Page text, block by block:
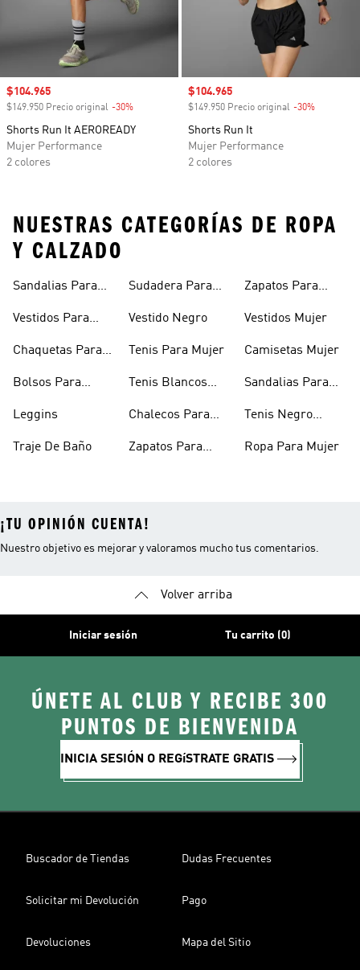
Precio de venta
$104.965
$149.950 Precio original -30%
Shorts Run It AEROREADY
Mujer Performance
2 colores
Precio de venta
$104.965
$149.950 Precio original -30%
Shorts Run It
Mujer Performance
2 colores
NUESTRAS CATEGORÍAS DE ROPA
Y CALZADO
Sandalias Para
Vestidos Para
Chaquetas Para
Bolsos Para
Leggins
Traje De Baño
Sudadera Para
Vestido Negro
Tenis Para Mujer
Tenis Blancos
Chalecos Para
Zapatos Para
Zapatos Para
Vestidos Mujer
Camisetas Mujer
Sandalias Para
Tenis Negro
Ropa Para Mujer
¡TU OPINIÓN CUENTA!
Nuestro objetivo es mejorar y valoramos mucho tus comentarios.
Volver arriba
Iniciar sesión Tu carrito (0)
ÚNETE AL CLUB Y RECIBE 300
PUNTOS DE BIENVENIDA
INICIA SESIÓN O REGíSTRATE GRATIS
Buscador de Tiendas Dudas Frecuentes
Solicitar mi Devolución Pago
Devoluciones Mapa del Sitio